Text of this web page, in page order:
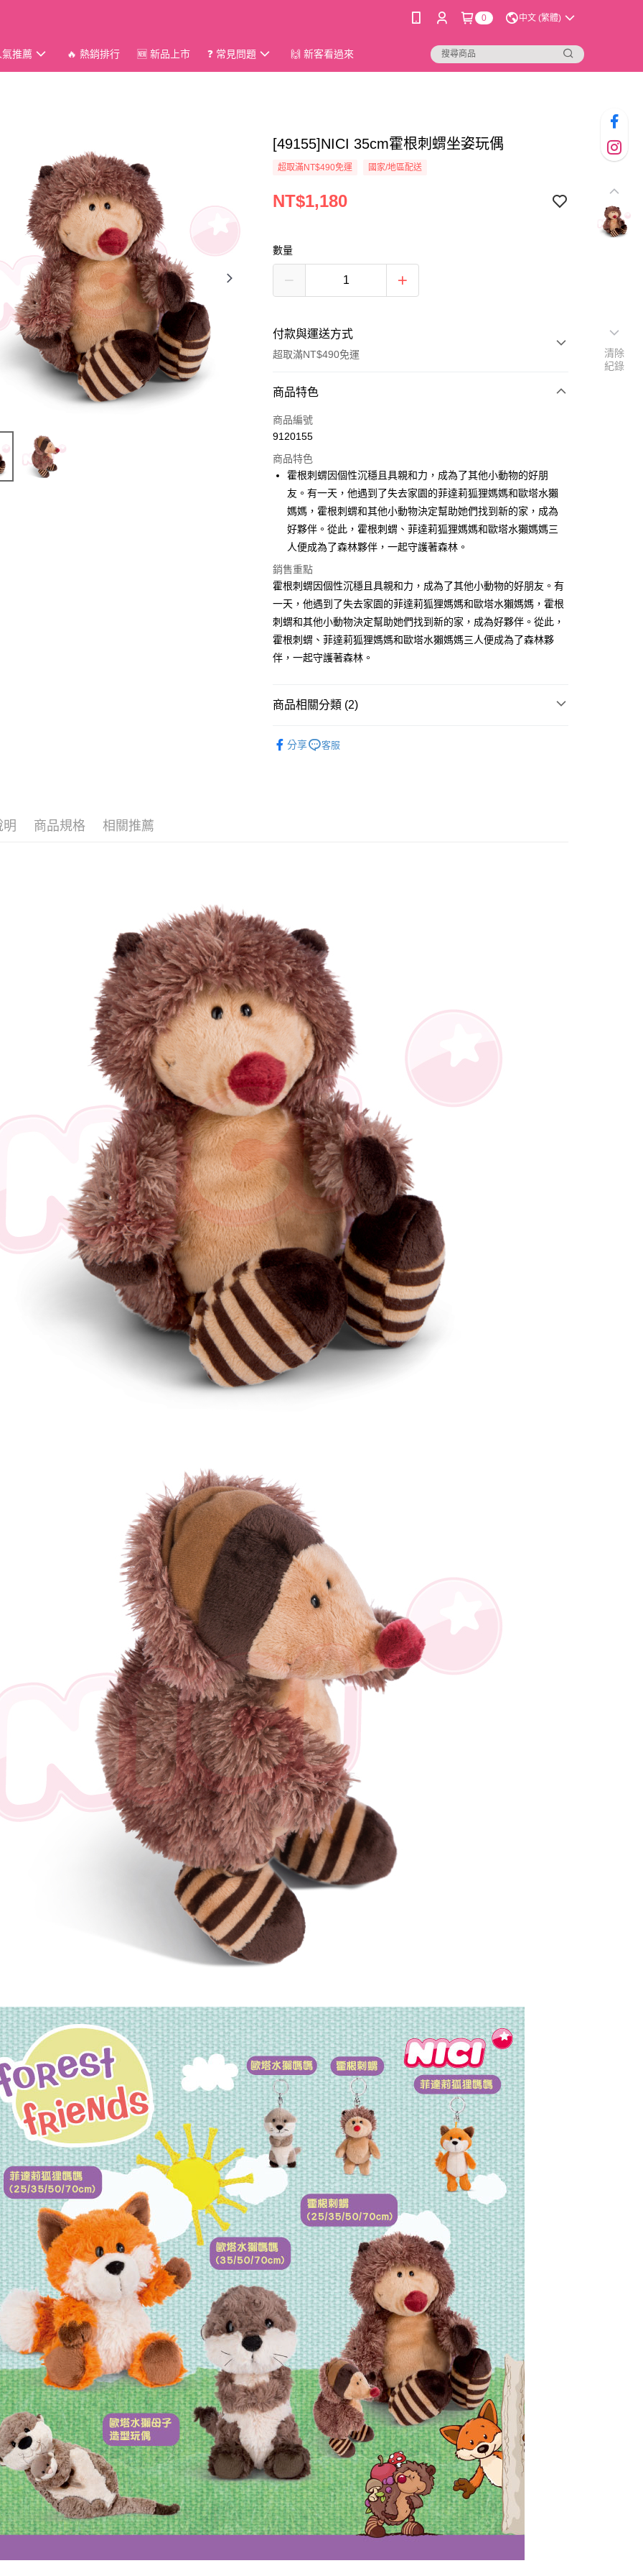
0 中文 (繁體)
推薦 🔥 熱銷排行 🆕 新品上市 ❓ 常見問題 🙌 新客看過來
[49155]NICI 35cm霍根刺蝟坐姿玩偶
超取滿NT$490免運 國家/地區配送
NT$1,180
數量
付款與運送方式
超取滿NT$490免運
付款方式
信用卡一次付款
LINE Pay
Apple Pay
街口支付
悠遊付
AFTEE先享後付
相關說明
【關於「AFTEE先享後付」】
AFTEE先享後付是「在收到商品之後才付款」的支付方式。 讓您購物簡單
便利好安心！
１．簡單：不需註冊會員、不需綁卡、不需儲值。
２．便利：只要手機號碼，簡訊認證，即可結帳。
【「AFTEE先享後付」結帳流程】
１．於結帳方式選擇「AFTEE先享後付」後，將跳轉至「AFTEE先享後
２．訂單成立數日內，您將收到繳費通知簡訊。
３．收到繳費通知簡訊後14天內，點擊此簡訊中的連結，可透過四大超商
https://aftee.tw/terms/#terms3
３．未成年的使用者請事先徵得法定代理人或監護人之同意方可使用
「AFTEE先享後付」，若未經同意申辦者引起之損失，本公司不負相關責
任。
４．使用「AFTEE先享後付」時，將依據個別帳號之用戶狀況，依本公司
即時審查核予不同之上限額度；若仍有額度不足之情形，本公司將視審查
結果請求用戶進行身份認證。
５．嚴禁一人註冊多個帳號或使用他人資訊註冊。若發現惡意使用之情
形，恩沛科技股份有限公司將有權停止該用戶之使用額度並採取法律行
ATM付款
運送方式
每筆NT$100，滿NT$490(含以上)免運費
7-11付款取貨
商品特色
商品編號
9120155
商品特色
霍根刺蝟因個性沉穩且具親和力，成為了其他小動物的好朋
友。有一天，他遇到了失去家園的菲達莉狐狸媽媽和歐塔水獺
媽媽，霍根刺蝟和其他小動物決定幫助她們找到新的家，成為
好夥伴。從此，霍根刺蝟、菲達莉狐狸媽媽和歐塔水獺媽媽三
人便成為了森林夥伴，一起守護著森林。
銷售重點
霍根刺蝟因個性沉穩且具親和力，成為了其他小動物的好朋友。有
一天，他遇到了失去家園的菲達莉狐狸媽媽和歐塔水獺媽媽，霍根
刺蝟和其他小動物決定幫助她們找到新的家，成為好夥伴。從此，
霍根刺蝟、菲達莉狐狸媽媽和歐塔水獺媽媽三人便成為了森林夥
伴，一起守護著森林。
商品相關分類 (2)
分享 客服
明 商品規格 相關推薦
清除
紀錄